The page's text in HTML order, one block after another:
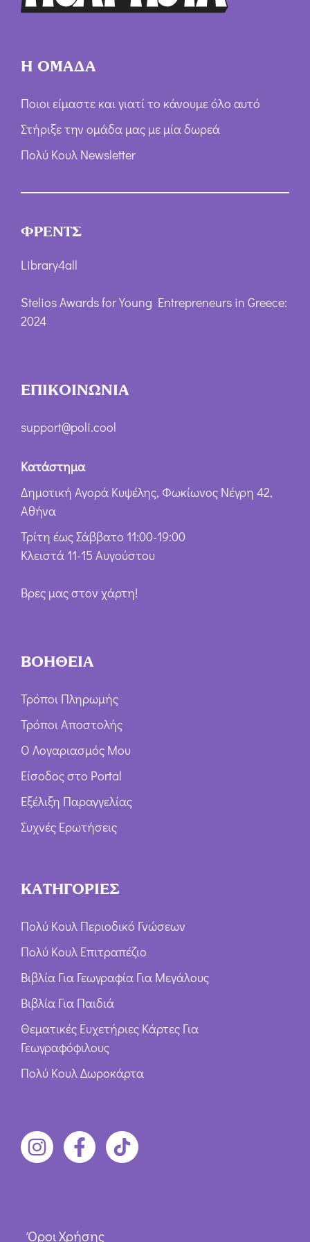
Η ΟΜΑΔΑ
Ποιοι είμαστε και γιατί το κάνουμε όλο αυτό
Στήριξε την ομάδα μας με μία δωρεά
Πολύ Κουλ Newsletter
ΦΡΕΝΤΣ
Library4all
Stelios Awards for Young Entrepreneurs in Greece:
2024
ΕΠΙΚΟΙΝΩΝΙΑ
support@poli.cool
Κατάστημα
Δημοτική Αγορά Κυψέλης, Φωκίωνος Νέγρη 42,
Αθήνα
Τρίτη έως Σάββατο 11:00-19:00
Κλειστά 11-15 Αυγούστου
Βρες μας στον χάρτη!
ΒΟΗΘΕΙΑ
Τρόποι Πληρωμής
Τρόποι Αποστολής
Ο Λογαριασμός Μου
Είσοδος στο Portal
Εξέλιξη Παραγγελίας
Συχνές Ερωτήσεις
ΚΑΤΗΓΟΡΙΕΣ
Πολύ Κουλ Περιοδικό Γνώσεων
Πολύ Κουλ Επιτραπέζιο
Βιβλία Για Γεωγραφία Για Μεγάλους
Βιβλία Για Παιδιά
Θεματικές Ευχετήριες Κάρτες Για
Γεωγραφόφιλους
Πολύ Κουλ Δωροκάρτα
Όροι Χρήσης